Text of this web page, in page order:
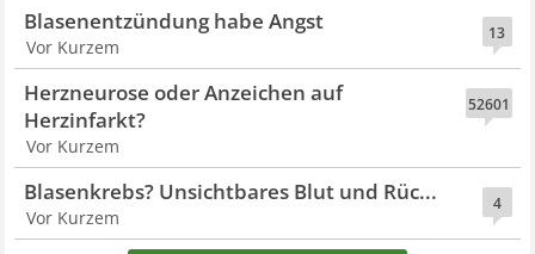
13
Blasenentzündung habe Angst
Vor Kurzem
52601
Herzneurose oder Anzeichen auf
Herzinfarkt?
Vor Kurzem
4
Blasenkrebs? Unsichtbares Blut und Rüc...
Vor Kurzem